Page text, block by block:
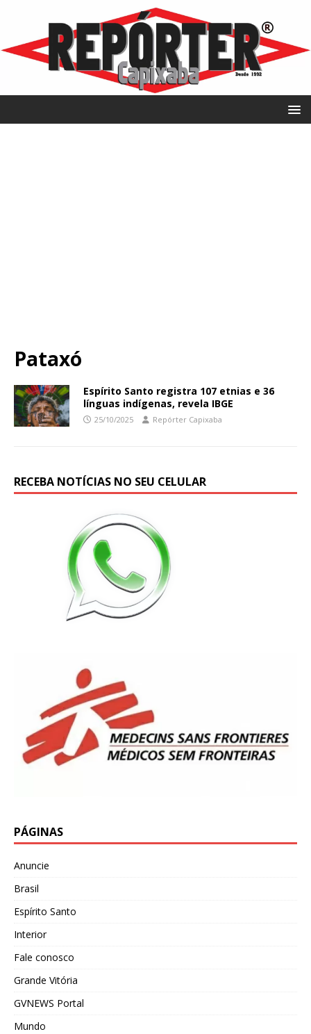
Pataxó
Espírito Santo registra 107 etnias e 36
línguas indígenas, revela IBGE
25/10/2025 Repórter Capixaba
RECEBA NOTÍCIAS NO SEU CELULAR
PÁGINAS
Anuncie
Brasil
Espírito Santo
Interior
Fale conosco
Grande Vitória
GVNEWS Portal
Mundo